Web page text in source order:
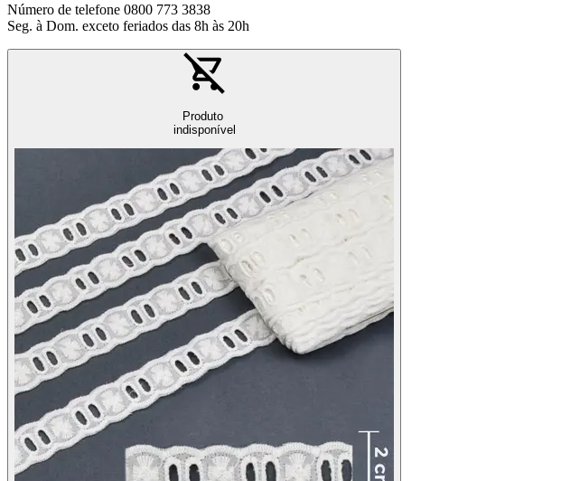
Número de telefone 0800 773 3838
Seg. à Dom. exceto feriados das 8h às 20h
Produto
indisponível